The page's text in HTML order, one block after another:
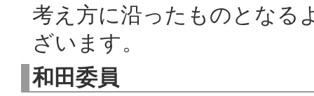
考え方に沿ったものとなる
ざいます。
和田委員